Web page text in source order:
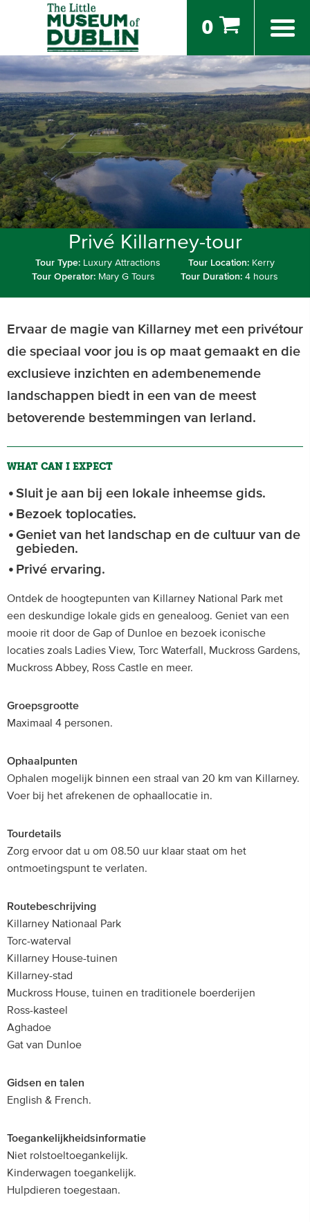
0
Privé Killarney-tour
Tour Type: Luxury Attractions Tour Location: Kerry
Tour Operator: Mary G Tours Tour Duration: 4 hours
Ervaar de magie van Killarney met een privétour
die speciaal voor jou is op maat gemaakt en die
exclusieve inzichten en adembenemende
landschappen biedt in een van de meest
betoverende bestemmingen van Ierland.
WHAT CAN I EXPECT
Sluit je aan bij een lokale inheemse gids.
Bezoek toplocaties.
Geniet van het landschap en de cultuur van de
gebieden.
Privé ervaring.
Ontdek de hoogtepunten van Killarney National Park met
een deskundige lokale gids en genealoog. Geniet van een
mooie rit door de Gap of Dunloe en bezoek iconische
locaties zoals Ladies View, Torc Waterfall, Muckross Gardens,
Muckross Abbey, Ross Castle en meer.
Groepsgrootte
Maximaal 4 personen.
Ophaalpunten
Ophalen mogelijk binnen een straal van 20 km van Killarney.
Voer bij het afrekenen de ophaallocatie in.
Tourdetails
Zorg ervoor dat u om 08.50 uur klaar staat om het
ontmoetingspunt te verlaten.
Routebeschrijving
Killarney Nationaal Park
Torc-waterval
Killarney House-tuinen
Killarney-stad
Muckross House, tuinen en traditionele boerderijen
Ross-kasteel
Aghadoe
Gat van Dunloe
Gidsen en talen
English & French.
Toegankelijkheidsinformatie
Niet rolstoeltoegankelijk.
Kinderwagen toegankelijk.
Hulpdieren toegestaan.